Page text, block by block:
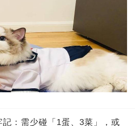
：需少碰「1蛋、3菜」，或